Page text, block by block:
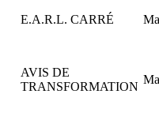
E.A.R.L. CARRÉ
AVIS DE
TRANSFORMATION